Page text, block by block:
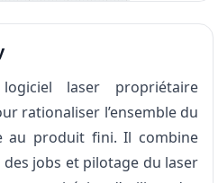
laser propriétaire
rationaliser l’ensemble du
au produit fini. Il combine
jobs et pilotage du laser